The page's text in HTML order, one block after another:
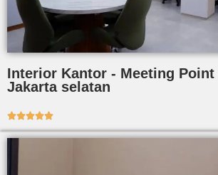
Interior Kantor - Meeting Point
Jakarta selatan
